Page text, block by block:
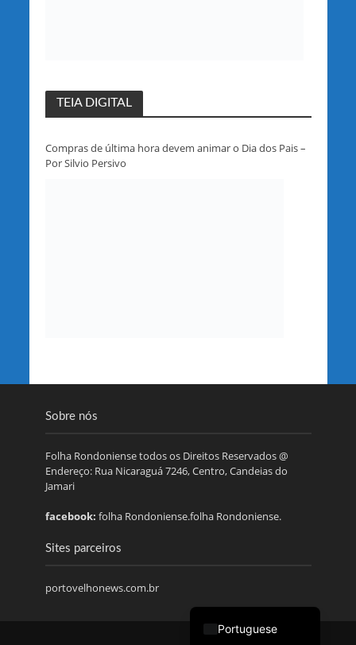
TEIA DIGITAL
Compras de última hora devem animar o Dia dos Pais –
Por Silvio Persivo
Sobre nós
Folha Rondoniense todos os Direitos Reservados @
Endereço: Rua Nicaraguá 7246, Centro, Candeias do
Jamari
facebook: folha Rondoniense.folha Rondoniense.
Sites parceiros
portovelhonews.com.br
Portuguese